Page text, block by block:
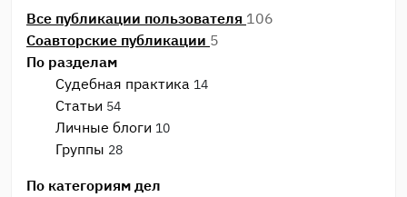
Все публикации пользователя 106
Соавторские публикации 5
По разделам
Судебная практика 14
Статьи 54
Личные блоги 10
Группы 28
По категориям дел